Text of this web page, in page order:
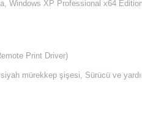
Windows XP Professional x64
Print Driver)
mürekkep şişesi, Sürücü ve